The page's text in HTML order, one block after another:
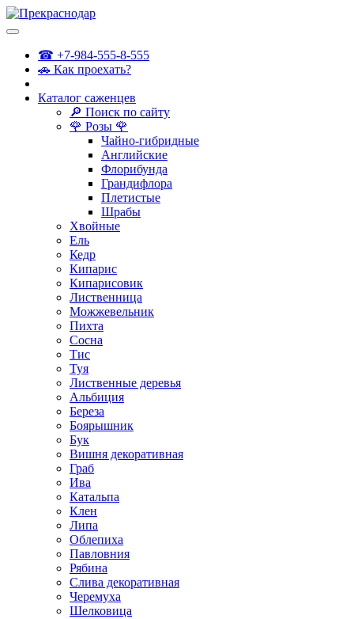
☎ +7-984-555-8-555
🚗 Как проехать?
Каталог саженцев
🔎 Поиск по сайту
🌹 Розы 🌹
Чайно-гибридные
Английские
Флорибунда
Грандифлора
Плетистые
Шрабы
Хвойные
Ель
Кедр
Кипарис
Кипарисовик
Лиственница
Можжевельник
Пихта
Сосна
Тис
Туя
Лиственные деревья
Альбиция
Береза
Боярышник
Бук
Вишня декоративная
Граб
Ива
Катальпа
Клен
Липа
Облепиха
Павловния
Рябина
Слива декоративная
Черемуха
Шелковица